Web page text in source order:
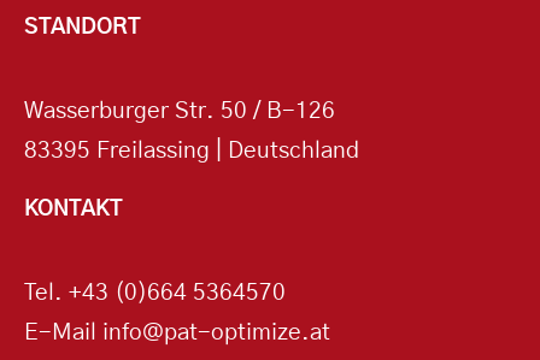
STANDORT
Wasserburger Str. 50 / B-126
83395 Freilassing | Deutschland
KONTAKT
Tel. +43 (0)664 5364570
E-Mail info@pat-optimize.at